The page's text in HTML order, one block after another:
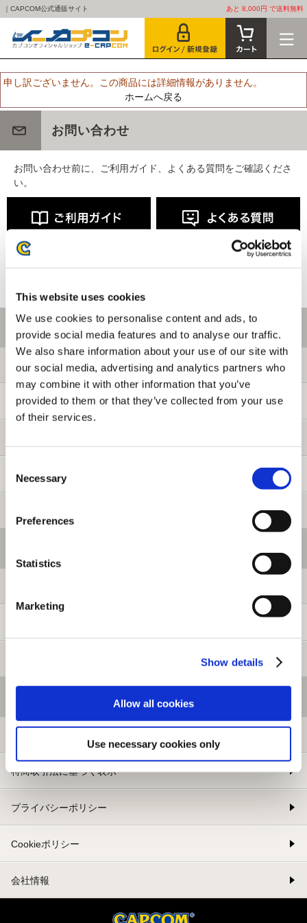
This website uses cookies
We use cookies to personalise content and ads, to
provide social media features and to analyse our traffic.
We also share information about your use of our site with
our social media, advertising and analytics partners who
may combine it with other information that you’ve
provided to them or that they’ve collected from your use
of their services.
Selection
Necessary
Preferences
Statistics
Marketing
Show details
Allow all cookies
Use necessary cookies only
｜CAPCOM公式通販サイト あと 8,000円 で送料無料
申し訳ございません。この商品には詳細情報がありません。
ホームへ戻る
お問い合わせ
お問い合わせ前に、ご利用ガイド、よくある質問をご確認くださ
い。
ご利用情報
初めての方へ
ご利用ガイド
お問い合わせ
特商取引法に基づく表示
プライバシーポリシー
Cookieポリシー
会社情報